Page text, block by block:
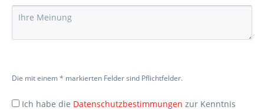
Die mit einem * markierten Felder sind Pflichtfelder.
Ich habe die Datenschutzbestimmungen zur Kenntnis